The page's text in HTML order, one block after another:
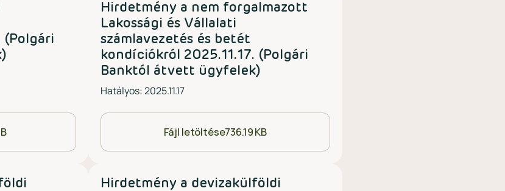
(Polgári
Hirdetmény a nem forgalmazott
Lakossági és Vállalati
számlavezetés és betét
kondíciókról 2025.11.17. (Polgári
Banktól átvett ügyfelek)
Hatályos: 2025.11.17
Fájl letöltése736.19 KB
Hirdetmény a devizakülföldi